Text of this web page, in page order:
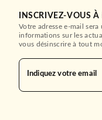
INSCRIVEZ-VOUS
Votre adresse e-mail
informations sur les
vous désinscrire à tout
Indiquez votre email